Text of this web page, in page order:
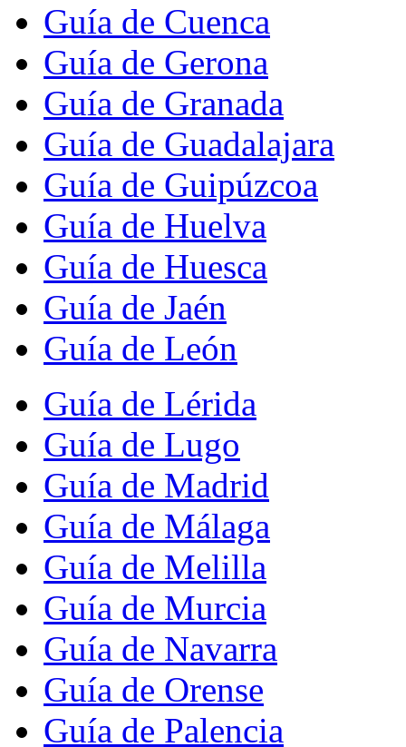
Guía de Cuenca
Guía de Gerona
Guía de Granada
Guía de Guadalajara
Guía de Guipúzcoa
Guía de Huelva
Guía de Huesca
Guía de Jaén
Guía de León
Guía de Lérida
Guía de Lugo
Guía de Madrid
Guía de Málaga
Guía de Melilla
Guía de Murcia
Guía de Navarra
Guía de Orense
Guía de Palencia